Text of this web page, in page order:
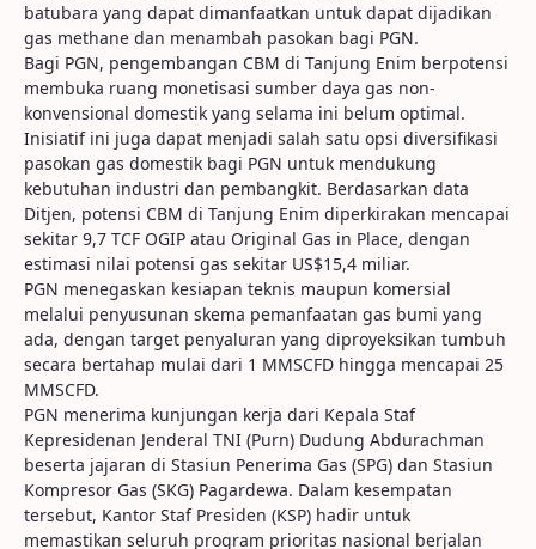
batubara yang dapat dimanfaatkan untuk dapat dijadikan
gas methane dan menambah pasokan bagi PGN.
Bagi PGN, pengembangan CBM di Tanjung Enim berpotensi
membuka ruang monetisasi sumber daya gas non-
konvensional domestik yang selama ini belum optimal.
Inisiatif ini juga dapat menjadi salah satu opsi diversifikasi
pasokan gas domestik bagi PGN untuk mendukung
kebutuhan industri dan pembangkit. Berdasarkan data
Ditjen, potensi CBM di Tanjung Enim diperkirakan mencapai
sekitar 9,7 TCF OGIP atau Original Gas in Place, dengan
estimasi nilai potensi gas sekitar US$15,4 miliar.
PGN menegaskan kesiapan teknis maupun komersial
melalui penyusunan skema pemanfaatan gas bumi yang
ada, dengan target penyaluran yang diproyeksikan tumbuh
secara bertahap mulai dari 1 MMSCFD hingga mencapai 25
MMSCFD.
PGN menerima kunjungan kerja dari Kepala Staf
Kepresidenan Jenderal TNI (Purn) Dudung Abdurachman
beserta jajaran di Stasiun Penerima Gas (SPG) dan Stasiun
Kompresor Gas (SKG) Pagardewa. Dalam kesempatan
tersebut, Kantor Staf Presiden (KSP) hadir untuk
memastikan seluruh program prioritas nasional berjalan